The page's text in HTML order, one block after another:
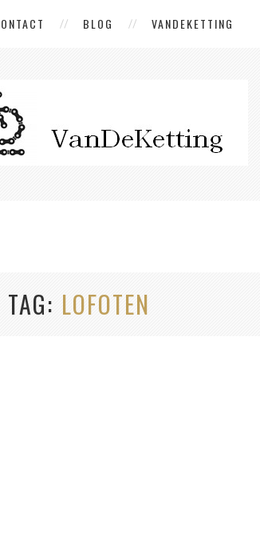
BLOG VANDEKETTING
TAG LOFOTEN